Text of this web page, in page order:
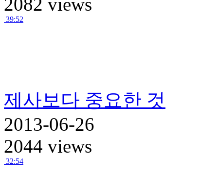
39:52
제사보다 중요한 것
2013-06-26
2044 views
32:54